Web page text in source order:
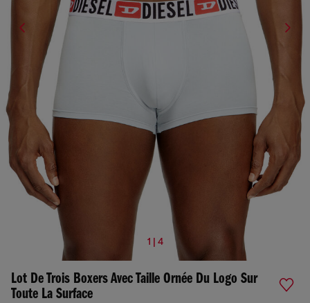
1 | 4
Lot De Trois Boxers Avec Taille Ornée Du Logo Sur
Toute La Surface